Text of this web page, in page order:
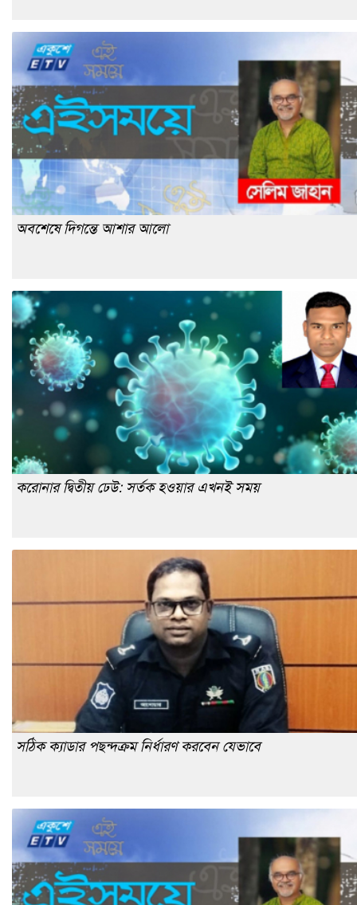
অবশেষে দিগন্তে আশার আলো
করোনার দ্বিতীয় ঢেউ: সর্তক হওয়ার এখনই সময়
সঠিক ক্যাডার পছন্দক্রম নির্ধারণ করবেন যেভাবে